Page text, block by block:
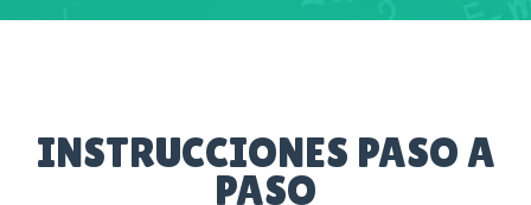
INSTRUCCIONES PASO A
PASO